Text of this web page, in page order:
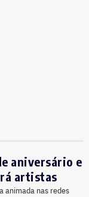
aniversário e
artistas
animada nas redes